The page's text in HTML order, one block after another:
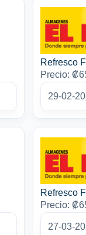
Refresco
Precio:
29-02-
Refresco
Precio:
27-03-